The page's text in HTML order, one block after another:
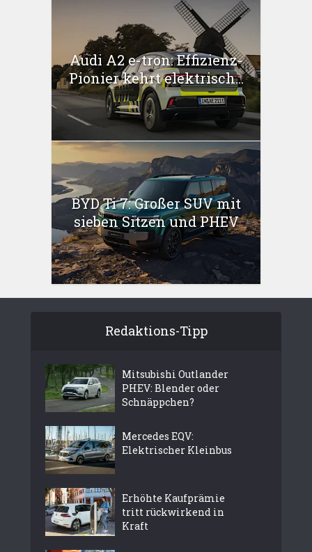
Audi A2 e-tron: Effizienz-
Pionier kehrt elektrisch...
BYD Ti 7: Großer SUV mit
sieben Sitzen und PHEV
Redaktions-Tipp
Mitsubishi Outlander
PHEV: Blender oder
Schnäppchen?
Mercedes EQV:
Elektrischer Kleinbus
Erhöhte Kaufprämie
tritt rückwirkend in
Kraft